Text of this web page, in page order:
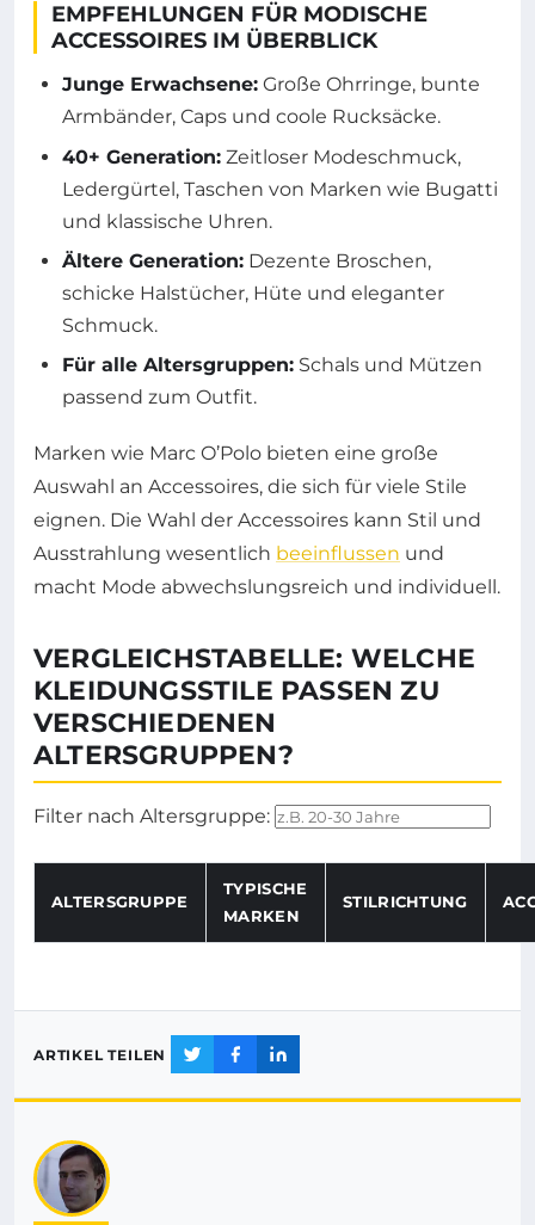
EMPFEHLUNGEN FÜR MODISCHE
ACCESSOIRES IM ÜBERBLICK
Junge Erwachsene: Große Ohrringe, bunte
Armbänder, Caps und coole Rucksäcke.
40+ Generation: Zeitloser Modeschmuck,
Ledergürtel, Taschen von Marken wie Bugatti
und klassische Uhren.
Ältere Generation: Dezente Broschen,
schicke Halstücher, Hüte und eleganter
Schmuck.
Für alle Altersgruppen: Schals und Mützen
passend zum Outfit.
Marken wie Marc O’Polo bieten eine große
Auswahl an Accessoires, die sich für viele Stile
eignen. Die Wahl der Accessoires kann Stil und
Ausstrahlung wesentlich beeinflussen und
macht Mode abwechslungsreich und individuell.
VERGLEICHSTABELLE: WELCHE
KLEIDUNGSSTILE PASSEN ZU
VERSCHIEDENEN
ALTERSGRUPPEN?
Filter nach Altersgruppe:
ALTERSGRUPPE
TYPISCHE
MARKEN
STILRICHTUNG
ARTIKEL TEILEN